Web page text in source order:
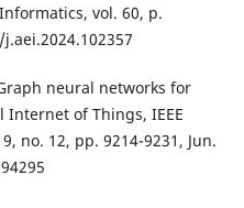
vol. 60, p.
neural networks for
of Things, IEEE
no. 12, pp. 9214-9231, Jun.